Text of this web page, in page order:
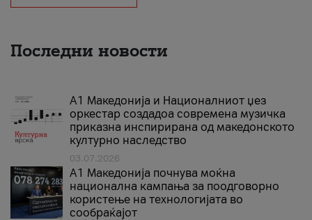
Последни новости
А1 Македонија и Националниот џез
оркестар создадоа современа музичка
приказна инспирирана од македонското
културно наследство
03.07.2026
A1 Македонија почнува моќна
национална кампања за поодговорно
користење на технологијата во
сообраќајот